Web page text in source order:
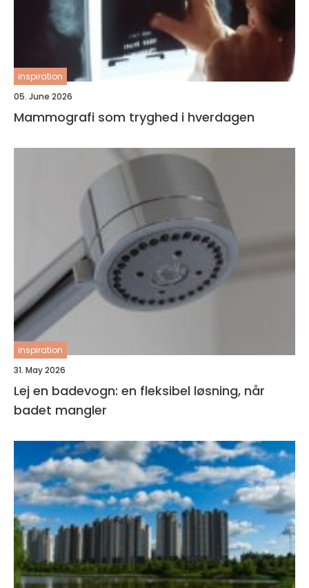
inspiration
05. June 2026
Mammografi som tryghed i hverdagen
inspiration
31. May 2026
Lej en badevogn: en fleksibel løsning, når
badet mangler